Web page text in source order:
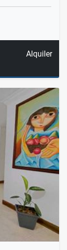
Alquiler